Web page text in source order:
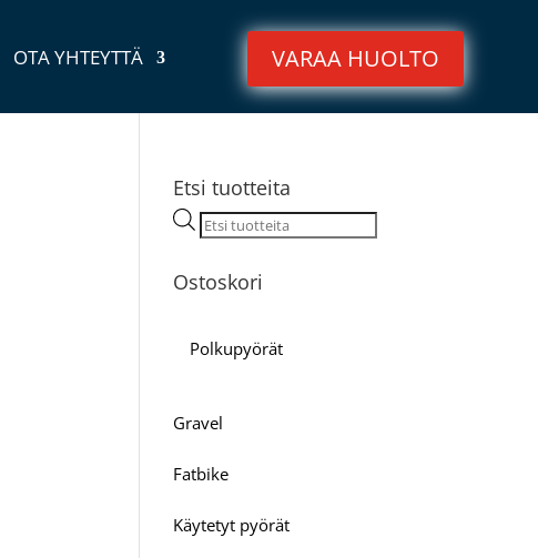
OTA YHTEYTTÄ VARAA HUOLTO
Etsi tuotteita
Products
search
Ostoskori
Polkupyörät
Gravel
Fatbike
Käytetyt pyörät